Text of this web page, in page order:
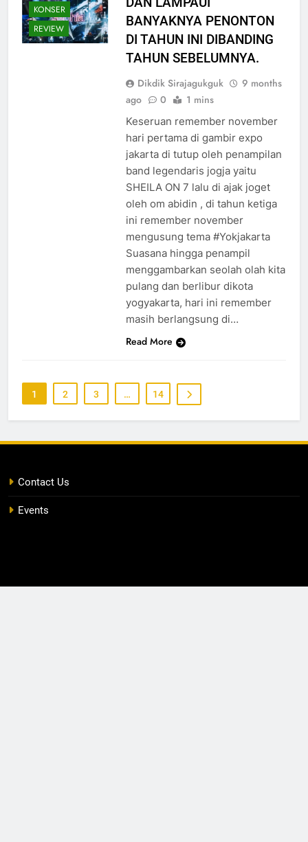
KONSER
REVIEW
BANYAKNYA PENONTON
DI TAHUN INI DIBANDING
TAHUN SEBELUMNYA.
Dikdik Sirajagukguk
9 months
ago
0 1 mins
Keseruan remember november
hari pertama di gambir expo
jakarta di tutup oleh penampilan
band legendaris jogja yaitu
SHEILA ON 7 lalu di ajak joget
oleh om abidin , di tahun ketiga
ini remember november
mengusung tema #Yokjakarta
Suasana hingga penampil
menggambarkan seolah olah kita
pulang dan berlibur dikota
yogyakarta, hari ini remember
masih berlangsung di…
Read More
1 2 3 … 14
Contact Us
Events